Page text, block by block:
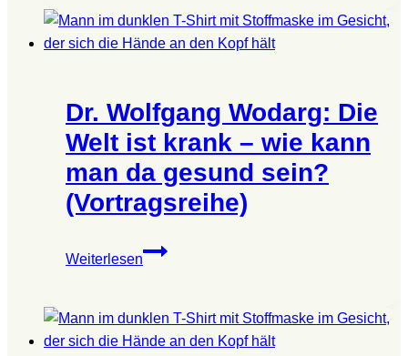
2026
Dr. Wolfgang Wodarg: Die
Welt ist krank – wie kann
man da gesund sein?
(Vortragsreihe)
Weiterlesen
Dr.
Die
Welt